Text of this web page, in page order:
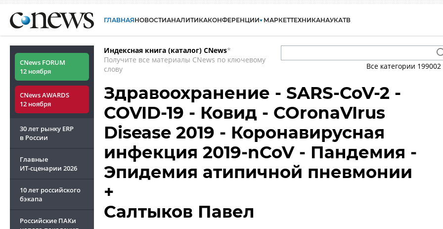
ГЛАВНАЯНОВОСТИАНАЛИТИКАКОНФЕРЕНЦИИ МАРКЕТТЕХНИКАНАУКАТВ
CNews FORUM
12 ноября
CNews AWARDS
12 ноября
30 лет рынку ERP
в России
Главные
ИТ-сценарии 2026
10 лет российского
бэкапа
Российские ПАКи
Индексная книга (каталог) CNews*
Получите все материалы CNews по ключевому
слову
Все категории 199002
Здравоохранение - SARS-CoV-2 -
COVID-19 - Ковид - COronaVIrus
Disease 2019 - Коронавирусная
инфекция 2019-nCoV - Пандемия -
Эпидемия атипичной пневмонии
+
Салтыков Павел